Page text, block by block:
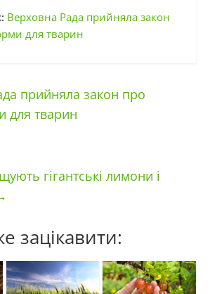
Верховна Рада прийняла закон
для тварин
прийняла закон про
для тварин
гігантські лимони і
зацікавити: